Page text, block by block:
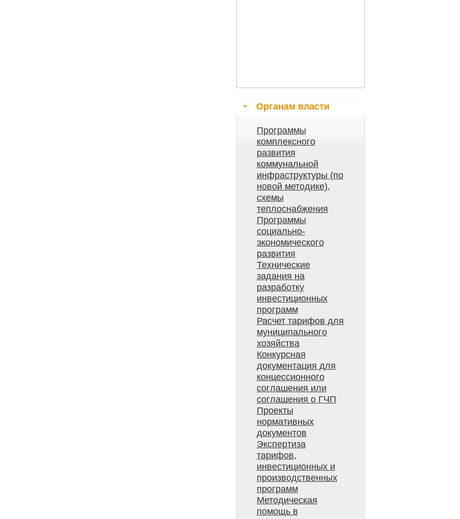
Органам власти
Программы
комплексного
развития
коммунальной
инфраструктуры (по
новой методике),
схемы
теплоснабжения
Программы
социально-
экономического
развития
Технические
задания на
разработку
инвестиционных
программ
Расчет тарифов для
муниципального
хозяйства
Конкурсная
документация для
концессионного
соглашения или
соглашения о ГЧП
Проекты
нормативных
документов
Экспертиза
тарифов,
инвестиционных и
производственных
программ
Методическая
помощь в